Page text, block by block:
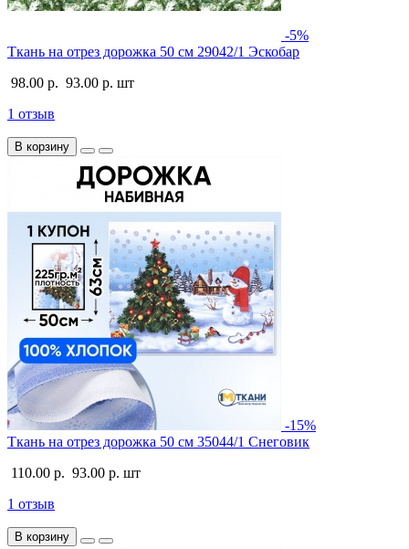
-5%
Ткань на отрез дорожка 50 см 29042/1 Эскобар
98.00 р. 93.00 р. шт
1 отзыв
В корзину
-15%
Ткань на отрез дорожка 50 см 35044/1 Снеговик
110.00 р. 93.00 р. шт
1 отзыв
В корзину